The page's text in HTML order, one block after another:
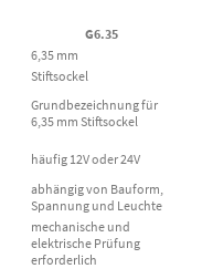
G6.35
6,35 mm
Stiftsockel
Grundbezeichnung für
6,35 mm Stiftsockel
häufig 12V oder 24V
abhängig von Bauform,
Spannung und Leuchte
mechanische und
elektrische Prüfung
erforderlich